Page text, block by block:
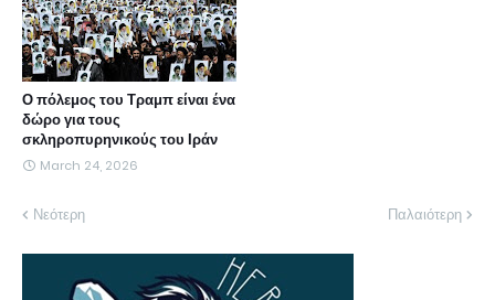
Ο πόλεμος του Τραμπ είναι ένα
δώρο για τους
σκληροπυρηνικούς του Ιράν
March 24, 2026
Νεότερη Παλαιότερη